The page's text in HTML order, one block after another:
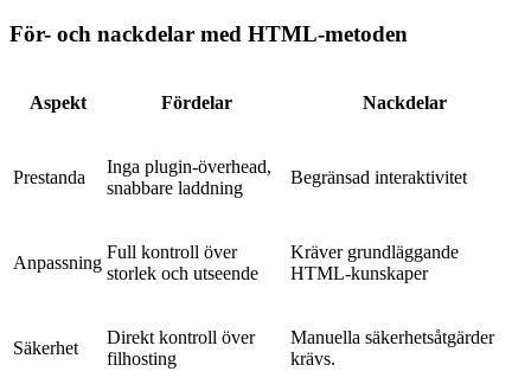
För- och nackdelar med HTML-metoden
Aspekt Fördelar Nackdelar
Prestanda
Inga plugin-överhead,
snabbare laddning
Begränsad interaktivitet
Anpassning
Full kontroll över
storlek och utseende
Kräver grundläggande
HTML-kunskaper
Säkerhet
Direkt kontroll över
filhosting
Manuella säkerhetsåtgärder
krävs.